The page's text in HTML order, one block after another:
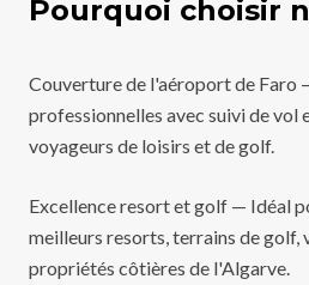
Pourquoi choisir
Couverture de l'aéroport de Faro
professionnelles avec suivi de vol
voyageurs de loisirs et de golf.
Excellence resort et golf — Idéal
meilleurs resorts, terrains de golf,
propriétés côtières de l'Algarve.